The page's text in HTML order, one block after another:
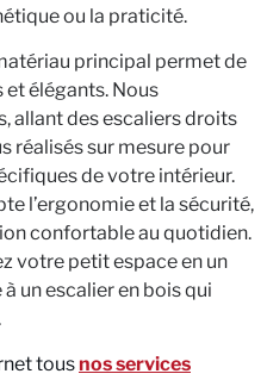
ou la praticité.
principal permet de
élégants. Nous
allant des escaliers droits
réalisés sur mesure pour
de votre intérieur.
l’ergonomie et la sécurité,
confortable au quotidien.
votre petit espace en un
un escalier en bois qui
tousnos services